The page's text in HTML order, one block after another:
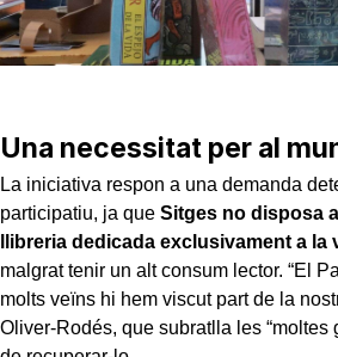
Una necessitat per al
La iniciativa respon a una demanda
participatiu, ja que Sitges no disposa
llibreria dedicada exclusivament a la
malgrat tenir un alt consum lector. “El
molts veïns hi hem viscut part de la
Oliver-Rodés, que subratlla les “moltes